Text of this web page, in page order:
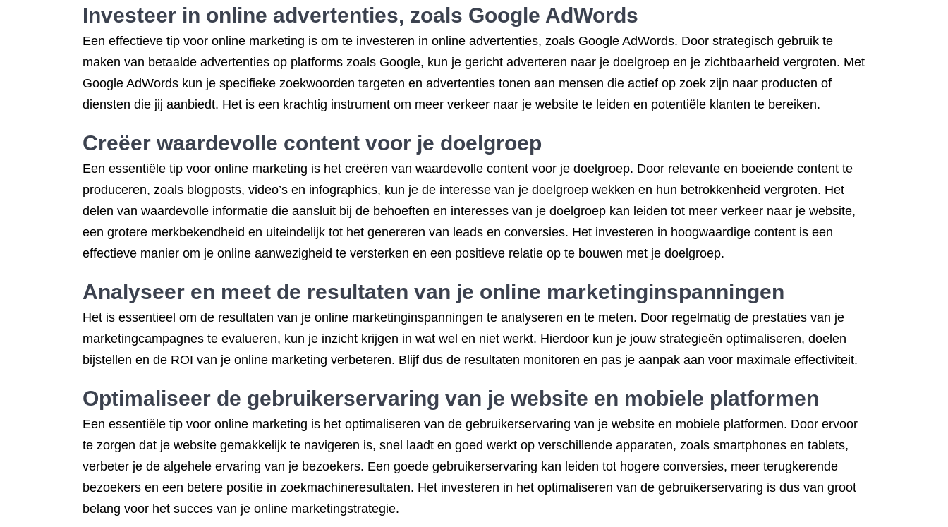
Investeer in online advertenties, zoals Google AdWords
Een effectieve tip voor online marketing is om te investeren in online advertenties, zoals Google AdWords. Door strategisch gebruik te
maken van betaalde advertenties op platforms zoals Google, kun je gericht adverteren naar je doelgroep en je zichtbaarheid vergroten. Met
Google AdWords kun je specifieke zoekwoorden targeten en advertenties tonen aan mensen die actief op zoek zijn naar producten of
diensten die jij aanbiedt. Het is een krachtig instrument om meer verkeer naar je website te leiden en potentiële klanten te bereiken.
Creëer waardevolle content voor je doelgroep
Een essentiële tip voor online marketing is het creëren van waardevolle content voor je doelgroep. Door relevante en boeiende content te
produceren, zoals blogposts, video’s en infographics, kun je de interesse van je doelgroep wekken en hun betrokkenheid vergroten. Het
delen van waardevolle informatie die aansluit bij de behoeften en interesses van je doelgroep kan leiden tot meer verkeer naar je website,
een grotere merkbekendheid en uiteindelijk tot het genereren van leads en conversies. Het investeren in hoogwaardige content is een
effectieve manier om je online aanwezigheid te versterken en een positieve relatie op te bouwen met je doelgroep.
Analyseer en meet de resultaten van je online marketinginspanningen
Het is essentieel om de resultaten van je online marketinginspanningen te analyseren en te meten. Door regelmatig de prestaties van je
marketingcampagnes te evalueren, kun je inzicht krijgen in wat wel en niet werkt. Hierdoor kun je jouw strategieën optimaliseren, doelen
bijstellen en de ROI van je online marketing verbeteren. Blijf dus de resultaten monitoren en pas je aanpak aan voor maximale effectiviteit.
Optimaliseer de gebruikerservaring van je website en mobiele platformen
Een essentiële tip voor online marketing is het optimaliseren van de gebruikerservaring van je website en mobiele platformen. Door ervoor
te zorgen dat je website gemakkelijk te navigeren is, snel laadt en goed werkt op verschillende apparaten, zoals smartphones en tablets,
verbeter je de algehele ervaring van je bezoekers. Een goede gebruikerservaring kan leiden tot hogere conversies, meer terugkerende
bezoekers en een betere positie in zoekmachineresultaten. Het investeren in het optimaliseren van de gebruikerservaring is dus van groot
belang voor het succes van je online marketingstrategie.